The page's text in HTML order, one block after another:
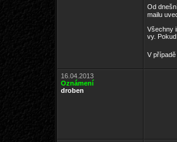
Od
mailu
Všechny
vy.
V
16.04.2013
Oznámení
droben